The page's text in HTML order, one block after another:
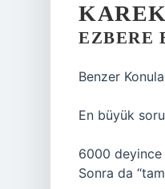
EZBERE
Benzer
En büyük
6000 deyince
Sonra da